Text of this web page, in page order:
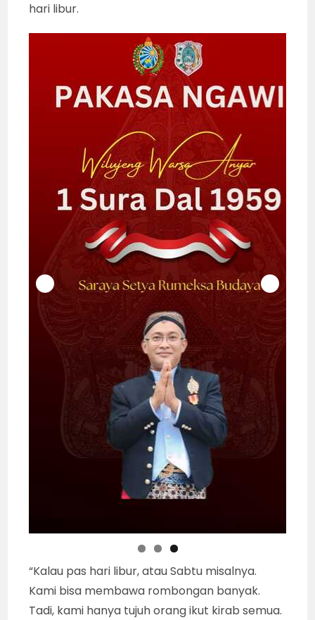
hari libur.
“Kalau pas hari libur, atau Sabtu misalnya.
Kami bisa membawa rombongan banyak.
Tadi, kami hanya tujuh orang ikut kirab semua.